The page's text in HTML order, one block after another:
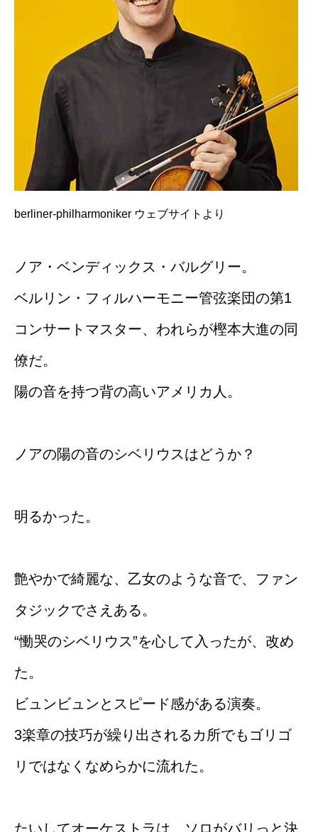
berliner-philharmoniker ウェブサイトより
ノア・ベンディックス・バルグリー。
ベルリン・フィルハーモニー管弦楽団の第1
コンサートマスター、われらが樫本大進の同
僚だ。
陽の音を持つ背の高いアメリカ人。
ノアの陽の音のシベリウスはどうか？
明るかった。
艶やかで綺麗な、乙女のような音で、ファン
タジックでさえある。
“慟哭のシベリウス”を心して入ったが、改め
た。
ビュンビュンとスピード感がある演奏。
3楽章の技巧が繰り出されるカ所でもゴリゴ
リではなくなめらかに流れた。
たいしてオーケストラは、ソロがバリっと決